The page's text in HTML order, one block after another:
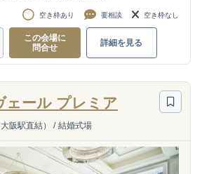
空き枠あり 要相談 空き枠なし
この会場に
問合せ
詳細を見る
ェール プレミア
阪駅直結） / 結婚式場